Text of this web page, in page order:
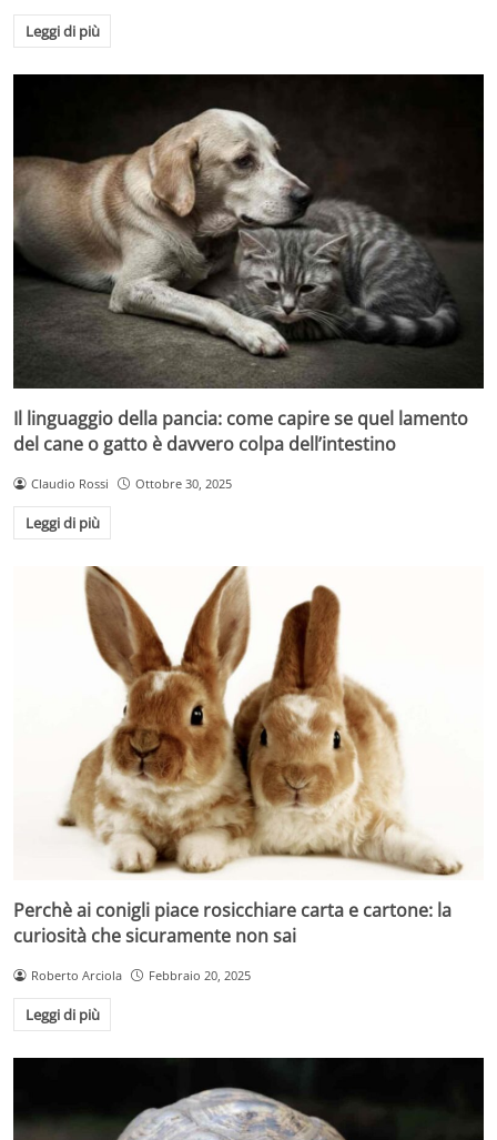
Leggi di più
Il linguaggio della pancia: come capire se quel lamento
del cane o gatto è davvero colpa dell’intestino
Claudio Rossi Ottobre 30, 2025
Leggi di più
Perchè ai conigli piace rosicchiare carta e cartone: la
curiosità che sicuramente non sai
Roberto Arciola Febbraio 20, 2025
Leggi di più